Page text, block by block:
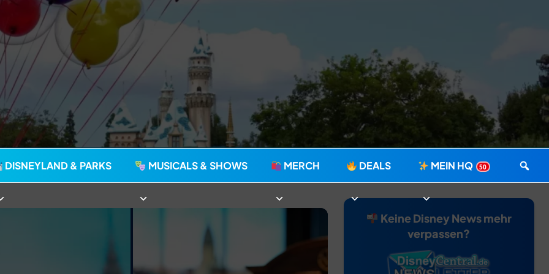
seit 2006
DISNEYLAND & PARKS MUSICALS & SHOWS MERCH DEALS MEIN HQ 50
Keine Disney News mehr
verpassen?